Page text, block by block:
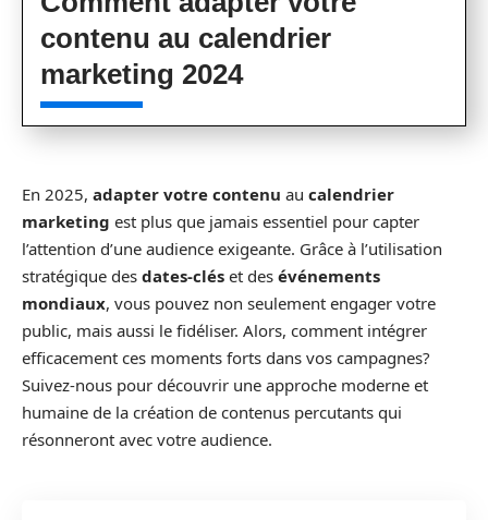
contenu au calendrier
marketing 2024
En 2025, adapter votre contenu au calendrier
marketing est plus que jamais essentiel pour capter
l’attention d’une audience exigeante. Grâce à l’utilisation
stratégique des dates-clés et des événements
mondiaux, vous pouvez non seulement engager votre
public, mais aussi le fidéliser. Alors, comment intégrer
efficacement ces moments forts dans vos campagnes?
Suivez-nous pour découvrir une approche moderne et
humaine de la création de contenus percutants qui
résonneront avec votre audience.